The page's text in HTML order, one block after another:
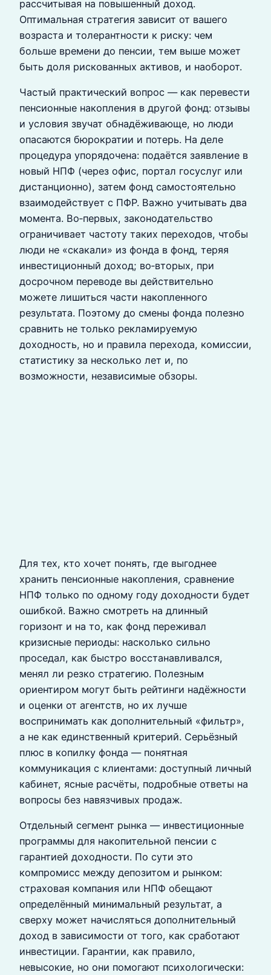
рассчитывая на повышенный доход.
Оптимальная стратегия зависит от вашего
возраста и толерантности к риску: чем
больше времени до пенсии, тем выше может
быть доля рискованных активов, и наоборот.
Частый практический вопрос — как перевести
пенсионные накопления в другой фонд: отзывы
и условия звучат обнадёживающе, но люди
опасаются бюрократии и потерь. На деле
процедура упорядочена: подаётся заявление в
новый НПФ (через офис, портал госуслуг или
дистанционно), затем фонд самостоятельно
взаимодействует с ПФР. Важно учитывать два
момента. Во‑первых, законодательство
ограничивает частоту таких переходов, чтобы
люди не «скакали» из фонда в фонд, теряя
инвестиционный доход; во‑вторых, при
досрочном переводе вы действительно
можете лишиться части накопленного
результата. Поэтому до смены фонда полезно
сравнить не только рекламируемую
доходность, но и правила перехода, комиссии,
статистику за несколько лет и, по
возможности, независимые обзоры.
Для тех, кто хочет понять, где выгоднее
хранить пенсионные накопления, сравнение
НПФ только по одному году доходности будет
ошибкой. Важно смотреть на длинный
горизонт и на то, как фонд переживал
кризисные периоды: насколько сильно
проседал, как быстро восстанавливался,
менял ли резко стратегию. Полезным
ориентиром могут быть рейтинги надёжности
и оценки от агентств, но их лучше
воспринимать как дополнительный «фильтр»,
а не как единственный критерий. Серьёзный
плюс в копилку фонда — понятная
коммуникация с клиентами: доступный личный
кабинет, ясные расчёты, подробные ответы на
вопросы без навязчивых продаж.
Отдельный сегмент рынка — инвестиционные
программы для накопительной пенсии с
гарантией доходности. По сути это
компромисс между депозитом и рынком:
страховая компания или НПФ обещают
определённый минимальный результат, а
сверху может начисляться дополнительный
доход в зависимости от того, как сработают
инвестиции. Гарантии, как правило,
невысокие, но они помогают психологически: